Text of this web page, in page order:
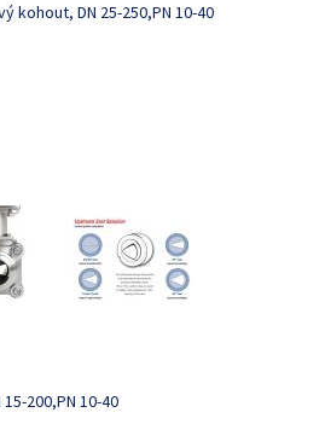
kohout, DN 25-250,PN 10-40
200,PN 10-40